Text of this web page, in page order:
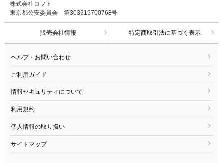
株式会社ロフト
東京都公安委員会 第303319700768号
販売会社情報 特定商取引法に基づく表示
ヘルプ・お問い合わせ
ご利用ガイド
情報セキュリティについて
利用規約
個人情報の取り扱い
サイトマップ